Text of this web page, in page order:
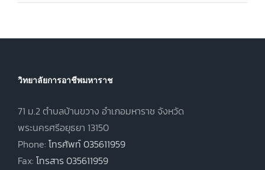
วิทยาลัยการอาชีพมหาราช
71 ม.2 ตำบลบ้านขวาง อำเภอมหาราช จังหวัด
พระนครศรีอยุธยา 13150
Phone: โทรศัพท์ 035611959
Fax: โทรสาร 035611959